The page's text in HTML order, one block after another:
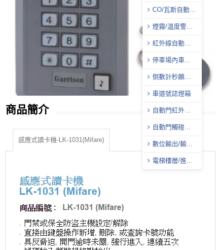
CO/瓦斯自動切
煙霧/溫度警報
紅外線自動照
停車場內車位
倒數計秒顯示
車道號誌燈箱
自動門紅外線
自動門觸碰式
數位輸出/輸入
電梯樓層/進出
商品簡介
感應式讀卡機-LK-1031(Mifare)